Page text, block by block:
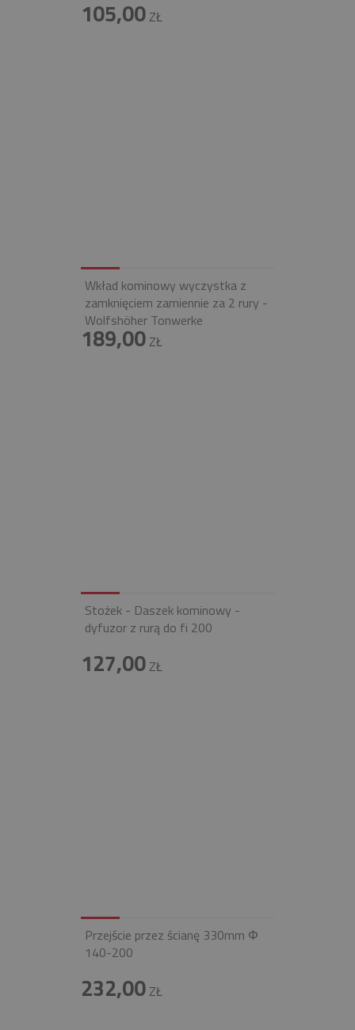
105,00ZŁ
Wkład kominowy wyczystka z
zamknięciem zamiennie za 2 rury -
Wolfshöher Tonwerke
189,00ZŁ
Stożek - Daszek kominowy -
dyfuzor z rurą do fi 200
127,00ZŁ
Przejście przez ścianę 330mm Φ
140-200
232,00ZŁ